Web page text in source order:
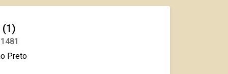
(1)
Preto